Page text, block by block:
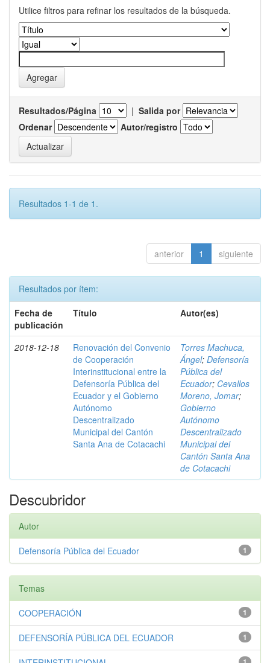
Utilice filtros para refinar los resultados de la búsqueda.
Resultados/Página | Salida por
Ordenar
Autor/registro
Resultados 1-1 de 1.
anterior 1 siguiente
Resultados por ítem:
Fecha de
publicación
Título Autor(es)
2018-12-18
Renovación del Convenio
de Cooperación
Interinstitucional entre la
Defensoría Pública del
Ecuador y el Gobierno
Autónomo
Descentralizado
Municipal del Cantón
Santa Ana de Cotacachi
Torres Machuca,
Ángel; Defensoría
Pública del
Ecuador; Cevallos
Moreno, Jomar;
Gobierno
Autónomo
Descentralizado
Municipal del
Cantón Santa Ana
de Cotacachi
Descubridor
Autor
1
Defensoría Pública del Ecuador
Temas
1
COOPERACIÓN
1
DEFENSORÍA PÚBLICA DEL ECUADOR